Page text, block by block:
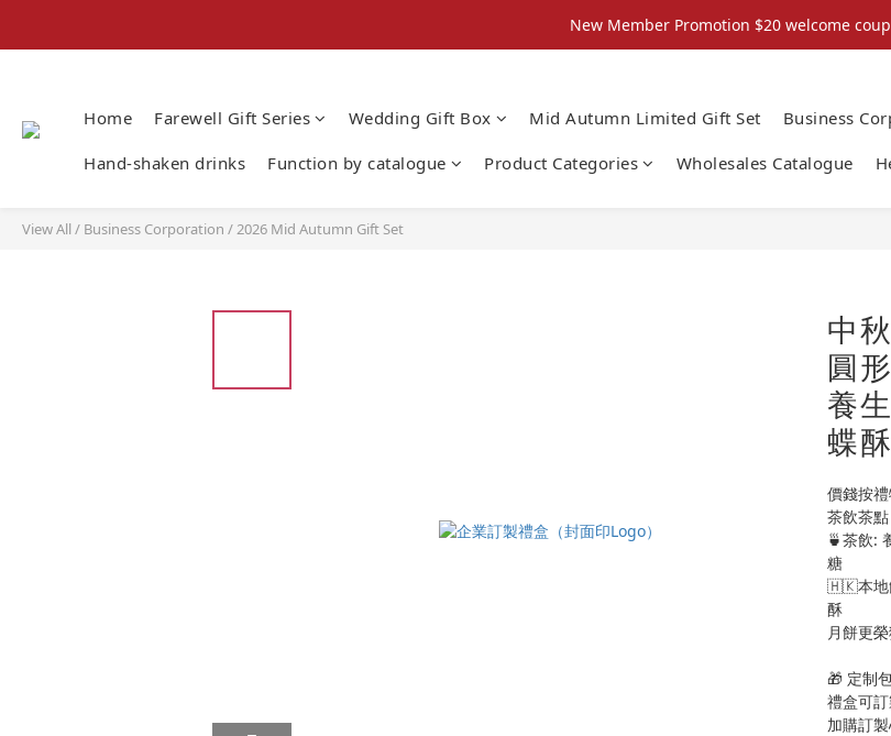
New Member Promotion $20 welcome
New Member Promotion $20 welcome
📦折後付款滿$300免運費 （香港、澳門）
New Member Promotion $20 welcome
Home Farewell Gift Series Wedding Gift Box Mid Autumn Limited Gift Set Business
Hand-shaken drinks Function by catalogue Product Categories Wholesales Catalogue
View All/ Business Corporation /2026 Mid Autumn Gift Set
中
圓
養
蝶
價錢按
茶飲茶
🍵茶飲:
糖
🇭🇰本地
酥
月餅更
🎁 定制
禮盒可
加購訂製